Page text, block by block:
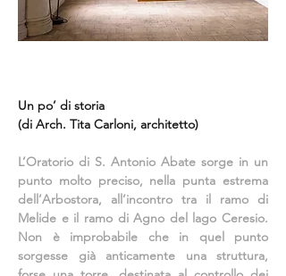
Un po’ di storia
(di Arch. Tita Carloni, architetto)
L’Oratorio di S. Antonio Abate sorge in un
punto molto preciso, nella punta estrema
dell’Arbostora, all’incontro tra il ramo di
Melide e il ramo di Agno del lago Ceresio.
Non è improbabile che in quel punto
sorgesse già anticamente una struttura,